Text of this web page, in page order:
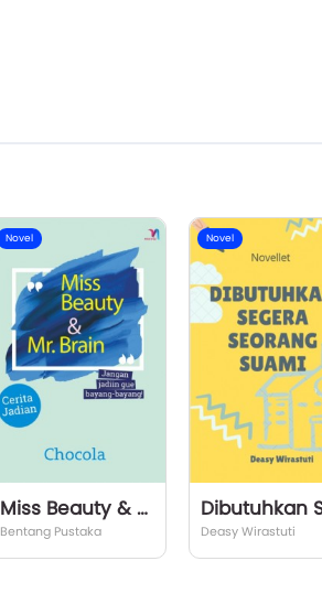
Novel
Miss Beauty & Mr. Brain
Bentang Pustaka
Novel
Deasy Wirastuti